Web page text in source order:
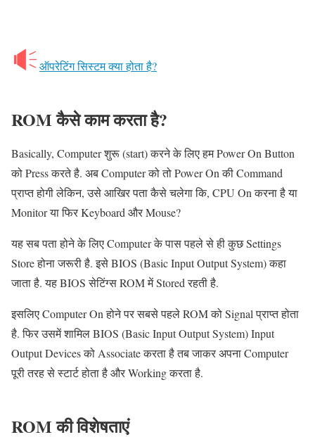
ऑपरेटिंग सिस्टम क्या होता है?
ROMकैसे काम करता है?
Basically, Computer शुरू (start) करने के लिए हम Power On Button
को Press करते है. अब Computer को तो Power On की Command
प्राप्त होगी लेकिन, उसे आखिर पता कैसे चलेगा कि, CPU On करना है या
Monitor या फिर Keyboard और Mouse?
यह सब पता होने के लिए Computer के पास पहले से ही कुछ Settings
Store होना जरूरी है. इसे BIOS (Basic Input Output System) कहा
जाता है. यह BIOS सेटिंग्स ROM में Stored रहती है.
इसलिए Computer On होने पर सबसे पहले ROM को Signal प्राप्त होता
है. फिर उसमें शामिल BIOS (Basic Input Output System) Input
Output Devices को Associate करता है तब जाकर अपना Computer
पूरी तरह से स्टार्ट होता है और Working करता है.
ROMकी विशेषताएं